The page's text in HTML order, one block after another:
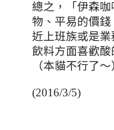
總之，「伊森咖
物、平易的價
近上班族或是業
飲料方面喜歡酸
（本貓不行了～
(2016/3/5)